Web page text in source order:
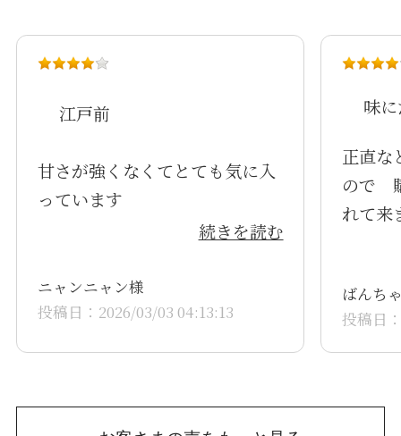
江戸前
甘さが強くなくてとても気に入
っています
続きを読む
ニャンニャン様
投稿日：2026/03/03 04:13:13
味
正直な
ので
れて
商品の
ばんち
投稿日